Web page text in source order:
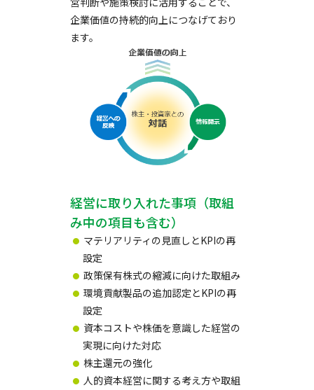
企業価値の持続的向上につなげており
ます。
経営に取り入れた事項（取組
み中の項目も含む）
マテリアリティの見直しとKPIの再
設定
政策保有株式の縮減に向けた取組み
環境貢献製品の追加認定とKPIの再
設定
資本コストや株価を意識した経営の
実現に向けた対応
株主還元の強化
人的資本経営に関する考え方や取組